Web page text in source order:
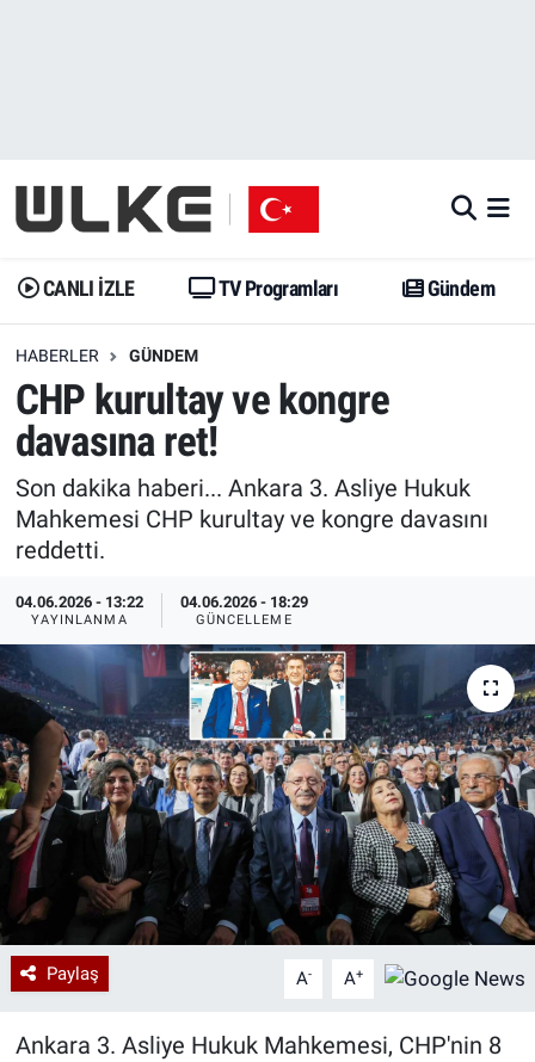
CANLI İZLE TV Programları Gündem
HABERLER GÜNDEM
CHP kurultay ve kongre
davasına ret!
Son dakika haberi... Ankara 3. Asliye Hukuk
Mahkemesi CHP kurultay ve kongre davasını
reddetti.
04.06.2026 - 13:22
YAYINLANMA
04.06.2026 - 18:29
GÜNCELLEME
Paylaş A- A+
Ankara 3. Asliye Hukuk Mahkemesi, CHP'nin 8
Gündem
Dünya
Erişim Bilgileri
Ekonomi
Trend
Yazarlar
Gündem
Trend
Erişim Bilgileri
Spor
Ekonomi
Medya
Özel Haberler
Kadın
Erişim Bilgileri
Sağlık
Teknoloji
İstanbul Namaz Vakitleri
Trafik Durumu
Erişim Bilgileri
Tüm Manşetler
Son Dakika Haberleri